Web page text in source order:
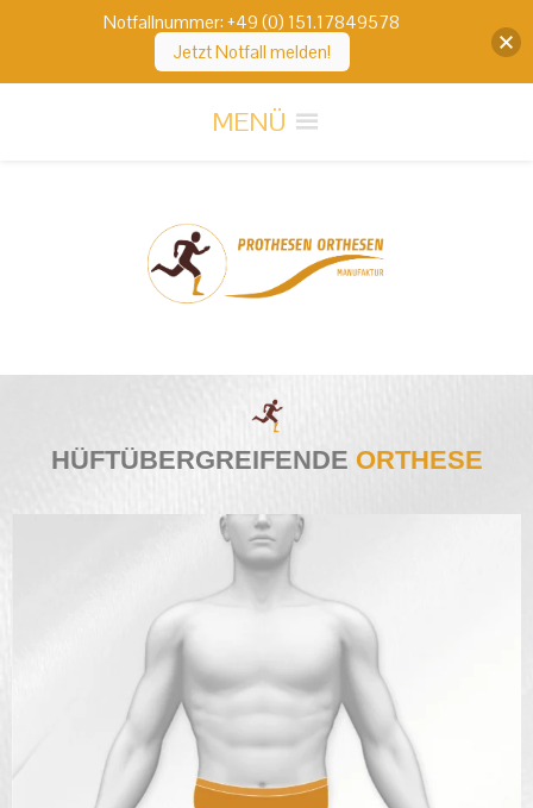
MENÜ
HÜFTÜBERGREIFENDE ORTHESE
Notfallnummer: +49 (0) 151.17849578
Jetzt Notfall melden!